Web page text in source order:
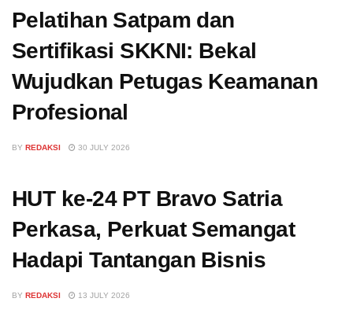
Pelatihan Satpam dan
Sertifikasi SKKNI: Bekal
Wujudkan Petugas Keamanan
Profesional
BY REDAKSI 30 JULY 2026
HUT ke-24 PT Bravo Satria
Perkasa, Perkuat Semangat
Hadapi Tantangan Bisnis
BY REDAKSI 13 JULY 2026